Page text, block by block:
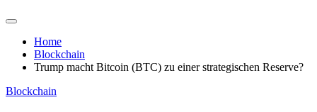
Home
Blockchain
Trump macht Bitcoin (BTC) zu einer strategischen Reserve?
Blockchain